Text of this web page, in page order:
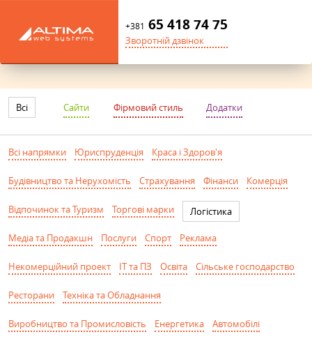
+381 65 418 74 75
Зворотній дзвінок
Всі Сайти Фірмовий стиль Додатки
Всі напрямки Юриспруденція Краса і Здоров'я
Будівництво та Нерухомість Страхування Фінанси Комерція
Відпочинок та Туризм Торгові марки Логістика
Медіа та Продакшн Послуги Спорт Реклама
Некомерційний проект IT та ПЗ Освіта Сільське господарство
Ресторани Техніка та Обладнання
Виробництво та Промисловість Енергетика Автомобілі